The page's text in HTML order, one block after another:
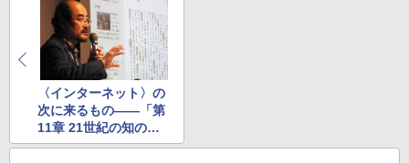
〈インターネット〉の
次に来るもの――「第
11章 21世紀の知の行
方／QUESTIONING」